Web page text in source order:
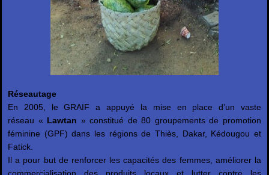
Réseautage
En 2005, le GRAIF a appuyé la mise en place d’un vaste
réseau « Lawtan » constitué de 80 groupements de promotion
féminine (GPF) dans les régions de Thiès, Dakar, Kédougou et
Fatick.
Il a pour but de renforcer les capacités des femmes, améliorer la